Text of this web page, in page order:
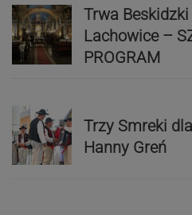
Trwa
Lachowice –
PROGRAM
Trzy Smreki
Hanny Greń